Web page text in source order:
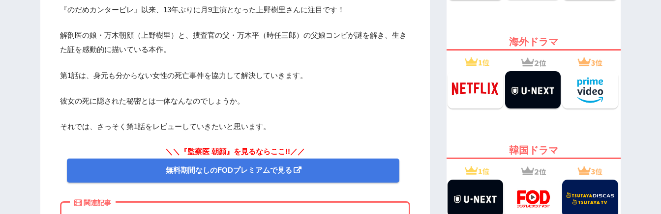
『のだめカンタービレ』以来、13年ぶりに月9主演となった上野樹里さんに注目です！
解剖医の娘・万木朝顔（上野樹里）と、捜査官の父・万木平（時任三郎）の父娘コンビが謎を解き、生き
た証を感動的に描いている本作。
第1話は、身元も分からない女性の死亡事件を協力して解決していきます。
彼女の死に隠された秘密とは一体なんなのでしょうか。
それでは、さっそく第1話をレビューしていきたいと思います。
＼＼『監察医 朝顔』を見るならここ!!／／
無料期間なしのFODプレミアムで見る
関連記事
海外ドラマ
韓国ドラマ